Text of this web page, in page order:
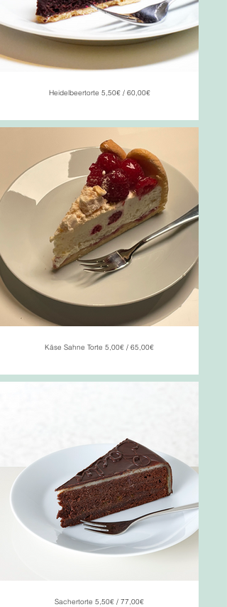
Heidelbeertorte 5,50€ / 60,00€
Käse Sahne Torte 5,00€ / 65,00€
Sachertorte 5,50€ / 77,00€